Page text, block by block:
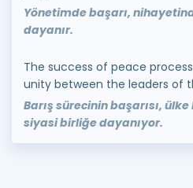
Yönetimde başarı,
dayanır.
The success of peace
unity between the leaders of
Barış sürecinin başarısı,
siyasi birliğe dayanıyor.